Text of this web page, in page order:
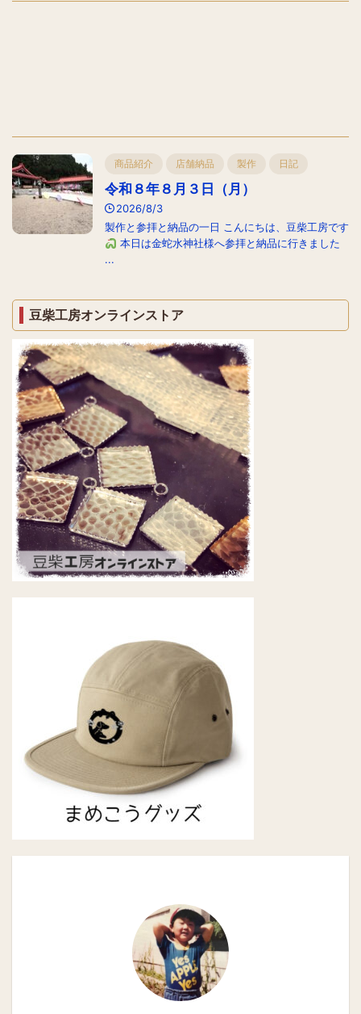
商品紹介 店舗納品 製作 日記
令和８年８月３日（月）
2026/8/3
製作と参拝と納品の一日 こんにちは、豆柴工房です
本日は金蛇水神社様へ参拝と納品に行きました
...
豆柴工房オンラインストア